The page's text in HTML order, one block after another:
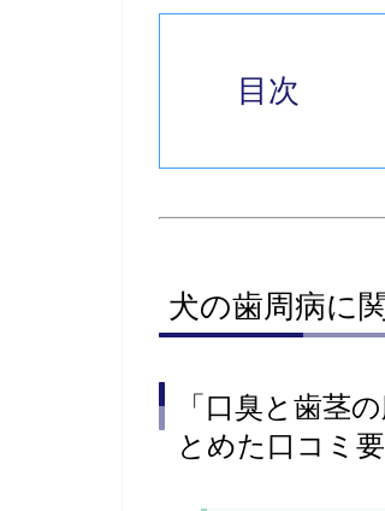
目次
犬の歯周病に
「口臭と歯茎
とめた口コミ